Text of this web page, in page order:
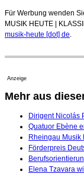
Für Werbung wenden
MUSIK HEUTE |
musik-heute [dot] de
Anzeige
Mehr aus
Dirigent Nicolás
Quatuor Ebène
Rheingau Musik
Förderpreis
Elena Tzavara